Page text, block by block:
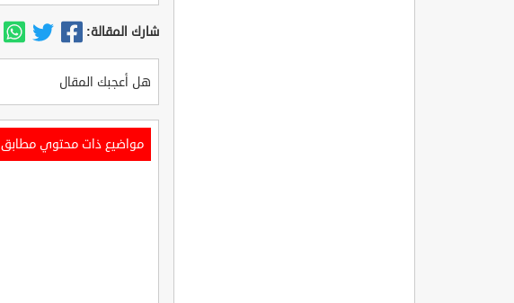
شارك المقالة:
هل أعجبك المقال
مواضيع ذات محتوي مطابق